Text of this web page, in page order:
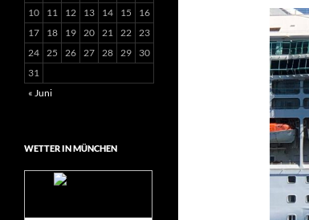
10
11 12 13 14 15
16
17
18 19 20 21 22 23
24 25 26 27 28 29
30
31
« Juni
WETTER IN MÜNCHEN